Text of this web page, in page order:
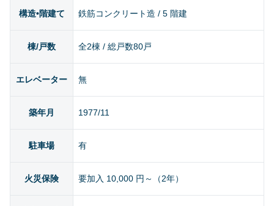
構造•階建て 鉄筋コンクリート造 / 5 階建
棟/戸数 全2棟 / 総戸数80戸
エレベーター 無
築年月 1977/11
駐車場 有
火災保険 要加入 10,000 円～（2年）